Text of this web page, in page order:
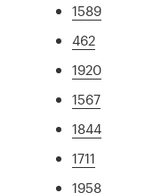
1589
462
1920
1567
1844
1711
1958